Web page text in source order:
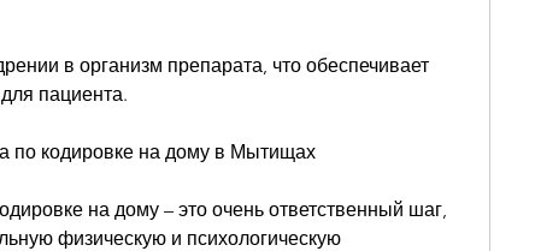
пациента.
по кодировке на дому в Мытищах
на дому – это очень ответственный шаг,
физическую и психологическую